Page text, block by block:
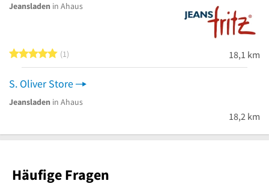
Jeansladen in Ahaus
5 von 5 Sternen
1 18,1 km
S. Oliver Store
Jeansladen in Ahaus
18,2 km
Häufige Fragen